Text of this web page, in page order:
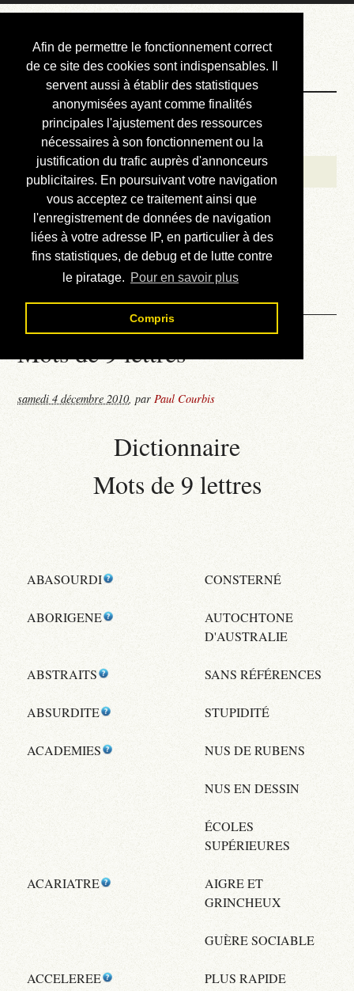
Afin de permettre le fonctionnement correct
de ce site des cookies sont indispensables. Il
servent aussi à établir des statistiques
anonymisées ayant comme finalités
principales l'ajustement des ressources
nécessaires à son fonctionnement ou la
justification du trafic auprès d'annonceurs
publicitaires. En poursuivant votre navigation
vous acceptez ce traitement ainsi que
l'enregistrement de données de navigation
liées à votre adresse IP, en particulier à des
fins statistiques, de debug et de lutte contre
le piratage. Pour en savoir plus
Compris
Courbis, « LE »
Blog Officiel
Bienvenue
Réalisations
Divers (et d’été)
Annonces
Liens externes
Téléchargement
Contact
Mots de 9 lettres
samedi 4 décembre 2010,parPaul Courbis
Dictionnaire
Mots de 9 lettres
ABASOURDI CONSTERNÉ
ABORIGENE
AUTOCHTONE
D'AUSTRALIE
ABSTRAITS SANS RÉFÉRENCES
ABSURDITE STUPIDITÉ
ACADEMIES NUS DE RUBENS
NUS EN DESSIN
ÉCOLES
SUPÉRIEURES
ACARIATRE
AIGRE ET
GRINCHEUX
GUÈRE SOCIABLE
ACCELEREE PLUS RAPIDE